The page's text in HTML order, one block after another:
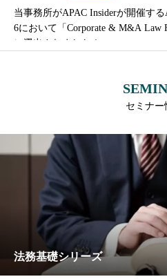
当事務所がAPAC Insiderが開催する
6において「Corporate & M&A Law
に選出されました！
セミナー
法務基礎シリーズ